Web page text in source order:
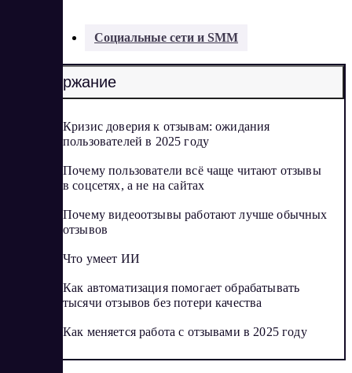
Социальные сети и SMM
Содержание
Кризис доверия к отзывам: ожидания
пользователей в 2025 году
Почему пользователи всё чаще читают отзывы
в соцсетях, а не на сайтах
Почему видеоотзывы работают лучше обычных
отзывов
Что умеет ИИ
Как автоматизация помогает обрабатывать
тысячи отзывов без потери качества
Как меняется работа с отзывами в 2025 году